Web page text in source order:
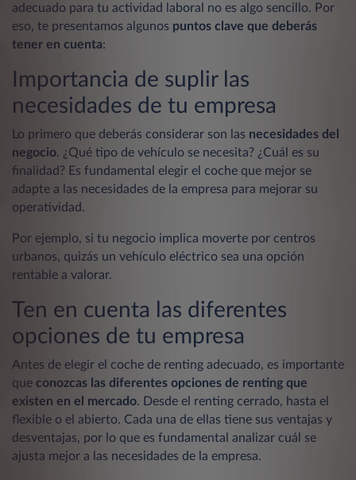
adecuado para tu actividad laboral no es algo sencillo. Por
eso, te presentamos algunos puntos clave que deberás
tener en cuenta:
Importancia de suplir las
necesidades de tu empresa
Lo primero que deberás considerar son las necesidades del
negocio. ¿Qué tipo de vehículo se necesita? ¿Cuál es su
finalidad? Es fundamental elegir el coche que mejor se
adapte a las necesidades de la empresa para mejorar su
operatividad.
Por ejemplo, si tu negocio implica moverte por centros
urbanos, quizás un vehículo eléctrico sea una opción
rentable a valorar.
Ten en cuenta las diferentes
opciones de tu empresa
Antes de elegir el coche de renting adecuado, es importante
que conozcas las diferentes opciones de renting que
existen en el mercado. Desde el renting cerrado, hasta el
flexible o el abierto. Cada una de ellas tiene sus ventajas y
desventajas, por lo que es fundamental analizar cuál se
ajusta mejor a las necesidades de la empresa.